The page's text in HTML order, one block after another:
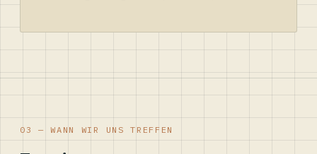
03 — WANN WIR UNS TREFFEN